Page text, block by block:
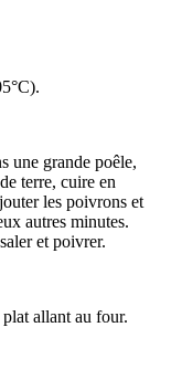
une grande poêle,
terre, cuire en
les poivrons et
autres minutes.
et poivrer.
allant au four.